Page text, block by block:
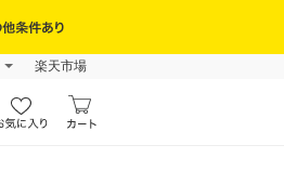
楽天市場